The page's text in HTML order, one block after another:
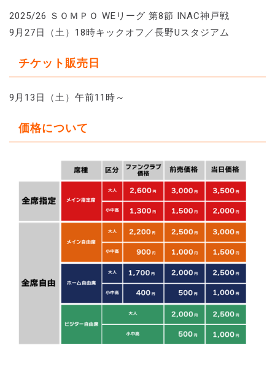
2025/26 ＳＯＭＰＯ WEリーグ 第8節 INAC神戸戦
9月27日（土）18時キックオフ／長野Uスタジアム
チケット販売日
9月13日（土）午前11時～
価格について